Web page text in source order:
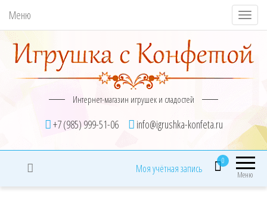
Меню
П
о
к
ь
/
С
Интернет-магазин игрушек и сладостей
+7 (985) 999-51-06 info@igrushka-konfeta.ru
Меню
0
Моя учётная запись